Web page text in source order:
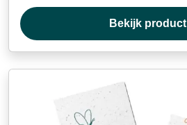
Bekijk product